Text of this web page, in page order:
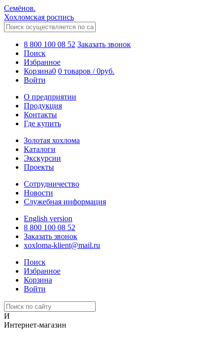
Семёнов.
Хохломская роспись
8 800 100 08 52 Заказать звонок
Поиск
Избранное
Корзина0 0 товаров /0руб.
Войти
О предприятии
Продукция
Контакты
Где купить
Золотая хохлома
Каталоги
Экскурсии
Проекты
Сотрудничество
Новости
Служебная информация
English version
8 800 100 08 52
Заказать звонок
xoxloma-klient@mail.ru
Поиск
Избранное
Корзина
Войти
И
Интернет-магазин